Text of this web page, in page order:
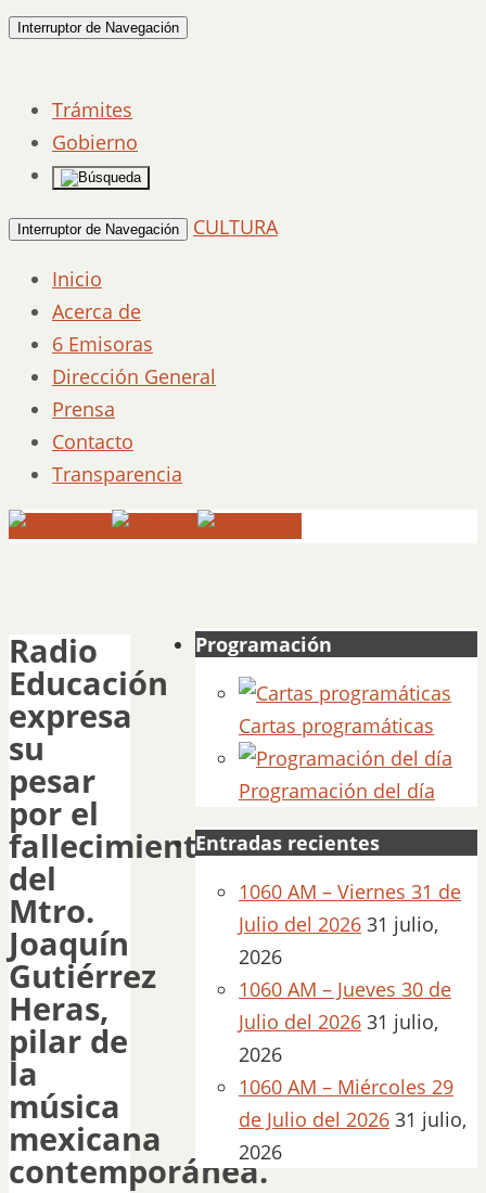
Interruptor de Navegación
Trámites
Gobierno
Interruptor de Navegación
CULTURA
Inicio
Acerca de
6 Emisoras
Dirección General
Prensa
Contacto
Transparencia
Radio
Educación
expresa
su
pesar
por el
fallecimiento
del
Mtro.
Joaquín
Gutiérrez
Heras,
pilar de
la
música
mexicana
contemporánea.
Programación
Cartas programáticas
Programación del día
Entradas recientes
1060 AM – Viernes 31 de
Julio del 2026 31 julio,
2026
1060 AM – Jueves 30 de
Julio del 2026 31 julio,
2026
1060 AM – Miércoles 29
de Julio del 2026 31 julio,
2026